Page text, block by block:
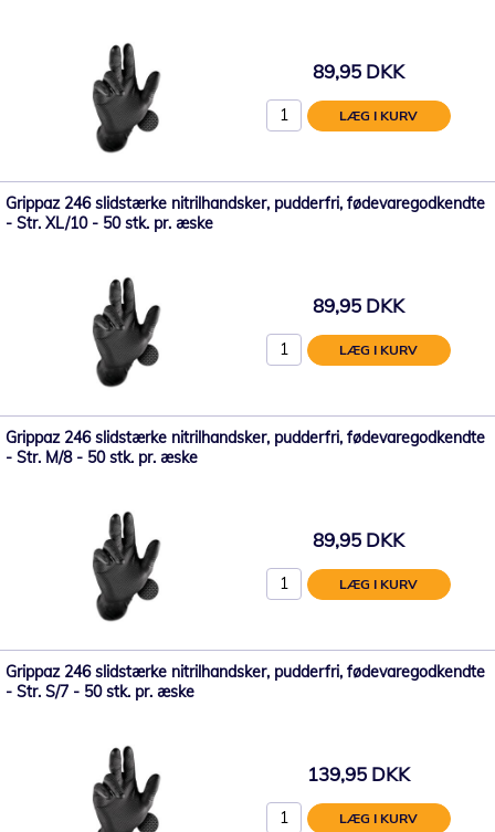
89,95 DKK
LÆG I KURV
Grippaz 246 slidstærke nitrilhandsker, pudderfri, fødevaregodkendte
- Str. XL/10 - 50 stk. pr. æske
89,95 DKK
LÆG I KURV
Grippaz 246 slidstærke nitrilhandsker, pudderfri, fødevaregodkendte
- Str. M/8 - 50 stk. pr. æske
89,95 DKK
LÆG I KURV
Grippaz 246 slidstærke nitrilhandsker, pudderfri, fødevaregodkendte
- Str. S/7 - 50 stk. pr. æske
139,95 DKK
LÆG I KURV